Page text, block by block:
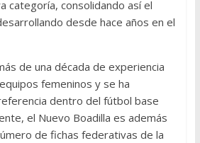
categoría, consolidando así el
desde hace años en el
de una década de experiencia
femeninos y se ha
dentro del fútbol base
el Nuevo Boadilla es además
de fichas federativas de la